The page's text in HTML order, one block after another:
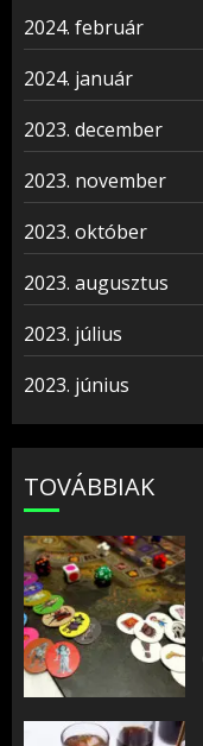
2024. február
2024. január
2023. december
2023. november
2023. október
2023. augusztus
2023. július
2023. június
TOVÁBBIAK